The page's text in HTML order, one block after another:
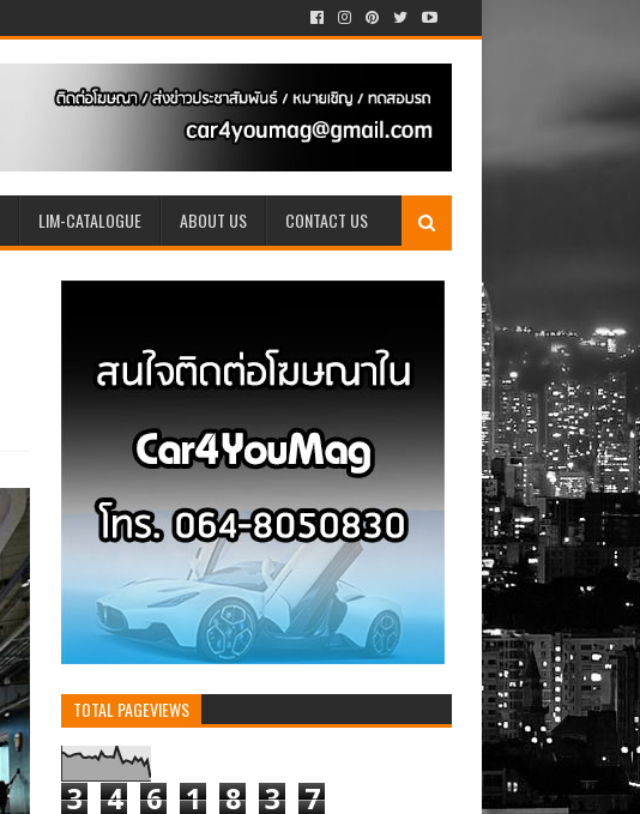
LIM-CATALOGUE ABOUT US CONTACT US
TOTAL PAGEVIEWS
3 4 6 1 8 3 7